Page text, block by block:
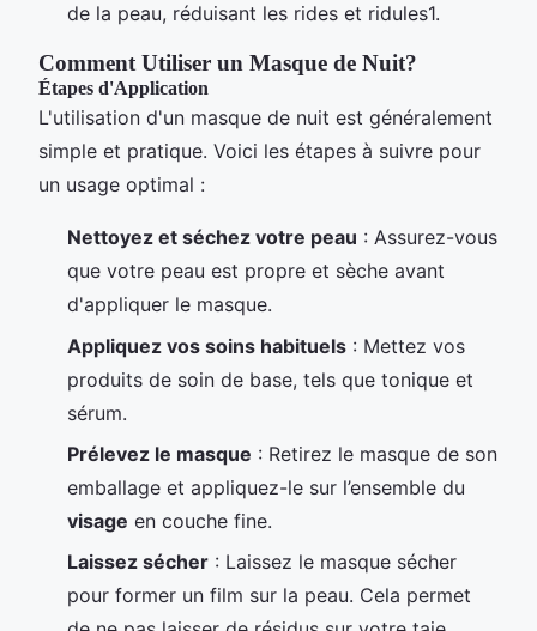
de la peau, réduisant les rides et ridules1.
Comment Utiliser un Masque de Nuit?
Étapes d'Application
L'utilisation d'un masque de nuit est généralement
simple et pratique. Voici les étapes à suivre pour
un usage optimal :
Nettoyez et séchez votre peau : Assurez-vous
que votre peau est propre et sèche avant
d'appliquer le masque.
Appliquez vos soins habituels : Mettez vos
produits de soin de base, tels que tonique et
sérum.
Prélevez le masque : Retirez le masque de son
emballage et appliquez-le sur l’ensemble du
visage en couche fine.
Laissez sécher : Laissez le masque sécher
pour former un film sur la peau. Cela permet